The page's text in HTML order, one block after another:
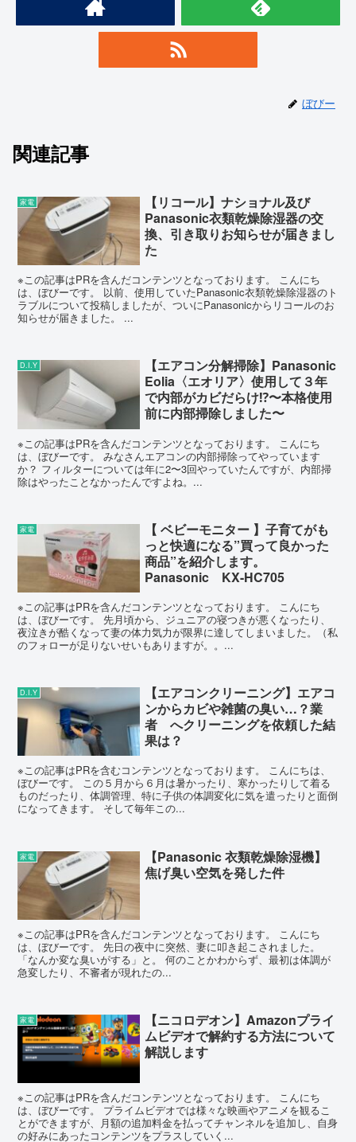
ぼびー
関連記事
家電
【リコール】ナショナル及び
Panasonic衣類乾燥除湿器の交
換、引き取りお知らせが届きまし
た
※この記事はPRを含んだコンテンツとなっております。 こんにち
は、ぼびーです。 以前、使用していたPanasonic衣類乾燥除湿器のト
ラブルについて投稿しましたが、ついにPanasonicからリコールのお
知らせが届きました。 ...
D.I.Y
【エアコン分解掃除】Panasonic
Eolia〈エオリア〉使用して３年
で内部がカビだらけ⁉︎〜本格使用
前に内部掃除しました〜
※この記事はPRを含んだコンテンツとなっております。 こんにち
は、ぼびーです。 みなさんエアコンの内部掃除ってやっています
か？ フィルターについては年に2〜3回やっていたんですが、内部掃
除はやったことなかったんですよね。...
家電
【 ベビーモニター 】子育てがも
っと快適になる”買って良かった
商品”を紹介します。
Panasonic KX-HC705
※この記事はPRを含んだコンテンツとなっております。 こんにち
は、ぼびーです。 先月頃から、ジュニアの寝つきが悪くなったり、
夜泣きが酷くなって妻の体力気力が限界に達してしまいました。（私
のフォローが足りないせいもありますが。。...
D.I.Y
【エアコンクリーニング】エアコ
ンからカビや雑菌の臭い…？業
者 へクリーニングを依頼した結
果は？
※この記事はPRを含むコンテンツとなっております。 こんにちは、
ぼびーです。 この５月から６月は暑かったり、寒かったりして着る
ものだったり、体調管理、特に子供の体調変化に気を遣ったりと面倒
になってきます。 そして毎年この...
家電
【Panasonic 衣類乾燥除湿機】
焦げ臭い空気を発した件
※この記事はPRを含んだコンテンツとなっております。 こんにち
は、ぼびーです。 先日の夜中に突然、妻に叩き起こされました。
「なんか変な臭いがする」と。 何のことかわからず、最初は体調が
急変したり、不審者が現れたの...
家電
【ニコロデオン】Amazonプライ
ムビデオで解約する方法について
解説します
※この記事はPRを含んだコンテンツとなっております。 こんにち
は、ぼびーです。 プライムビデオでは様々な映画やアニメを観るこ
とができますが、月額の追加料金を払ってチャンネルを追加し、自身
の好みにあったコンテンツをプラスしていく...